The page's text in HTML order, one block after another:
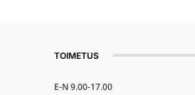
TOIMETUS
E-N 9.00-17.00